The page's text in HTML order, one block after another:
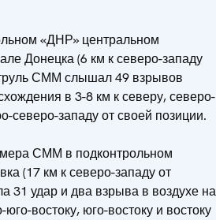
«ДНР» центральном
Донецка (6 км к северо-западу
СММ слышал 49 взрывов
в 3-8 км к северу, северо-
северо-западу от своей позиции.
СММ в подконтрольном
(17 км к северо-западу от
31 удар и два взрыва в воздухе на
востоку, юго-востоку и востоку